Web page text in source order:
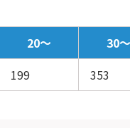
20～ 30～
199 353